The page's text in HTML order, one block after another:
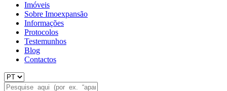
Imóveis
Sobre Imoexpansão
Informações
Protocolos
Testemunhos
Blog
Contactos